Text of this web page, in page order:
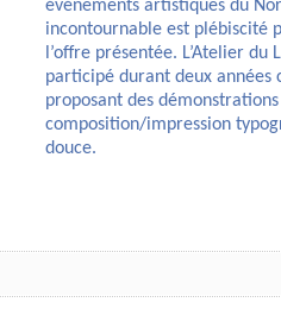
événements artistiques du
incontournable est plébiscité
l’offre présentée. L’Atelier du
participé durant deux années
proposant des
composition/impression
douce.